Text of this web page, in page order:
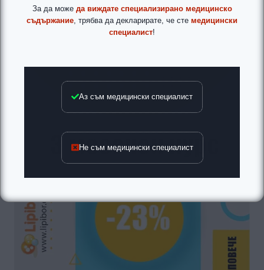
За да може да виждате специализирано медицинско
съдържание , трябва да декларирате, че сте медицински
специалист!
Аз съм медицински специалист
Не съм медицински специалист